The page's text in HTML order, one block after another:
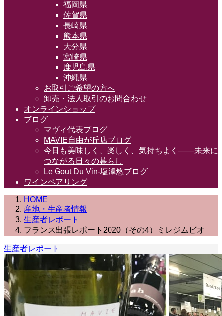
福岡県
佐賀県
長崎県
熊本県
大分県
宮崎県
鹿児島県
沖縄県
お取引ご希望の方へ
卸売・法人取引のお問合わせ
オンラインショップ
ブログ
マヴィ代表ブログ
MAVIE自由が丘店ブログ
今日も美味しく、楽しく、気持ちよく――未来に
つながる日々の暮らし
Le Gout Du Vin-塩澤悠ブログ
ワインペアリング
HOME
産地・生産者情報
生産者レポート
フランス出張レポート2020（その4）ミレジムビオ
生産者レポート